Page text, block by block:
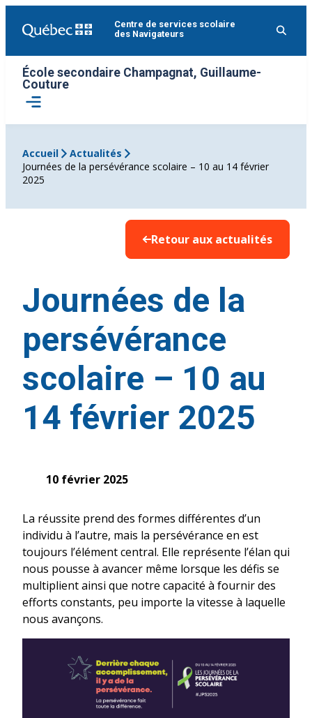
Centre de services scolaire
des Navigateurs
École secondaire Champagnat, Guillaume-
Couture
Ouvrir
le
menu
Accueil
Actualités
Journées de la persévérance scolaire – 10 au 14 février
2025
Retour aux actualités
Journées de la
persévérance
scolaire – 10 au
14 février 2025
10 février 2025
La réussite prend des formes différentes d’un
individu à l’autre, mais la persévérance en est
toujours l’élément central. Elle représente l’élan qui
nous pousse à avancer même lorsque les défis se
multiplient ainsi que notre capacité à fournir des
efforts constants, peu importe la vitesse à laquelle
nous avançons.